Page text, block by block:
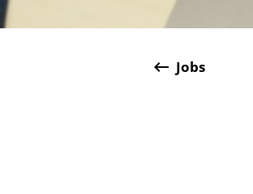
keyboard_backspace Jobs